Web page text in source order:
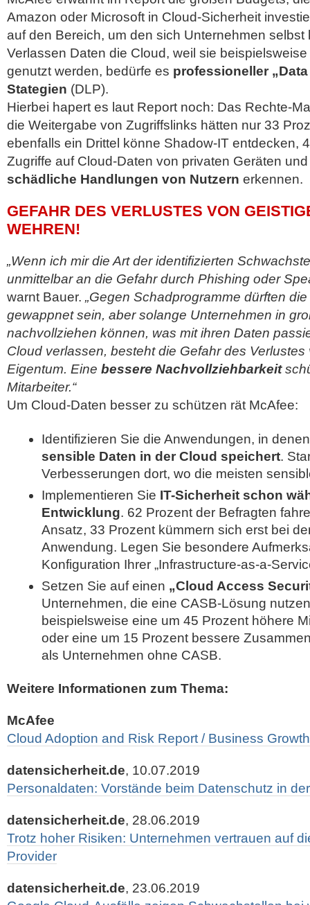
Amazon oder Microsoft in Cloud-Sicherheit
auf den Bereich, um den sich Unternehmen selbst
Verlassen Daten die Cloud, weil sie
genutzt werden, bedürfe es professioneller
Stategien (DLP).
Hierbei hapert es laut Report noch: Das Rechte-
die Weitergabe von Zugriffslinks hätten nur 33
ebenfalls ein Drittel könne Shadow-IT entdecken,
Zugriffe auf Cloud-Daten von privaten Geräten
schädliche Handlungen von Nutzern erkennen.
GEFAHR DES VERLUSTES VON
WEHREN!
„Wenn ich mir die Art der identifizierten
unmittelbar an die Gefahr durch Phishing oder
warnt Bauer. „Gegen Schadprogramme dürften
gewappnet sein, aber solange Unternehmen in
nachvollziehen können, was mit ihren Daten
Cloud verlassen, besteht die Gefahr des Verlustes
Eigentum. Eine bessere Nachvollziehbarkeit
Mitarbeiter.“
Um Cloud-Daten besser zu schützen rät McAfee:
Identifizieren Sie die Anwendungen, in
sensible Daten in der Cloud speichert.
Verbesserungen dort, wo die meisten
Implementieren Sie IT-Sicherheit schon
Entwicklung. 62 Prozent der Befragten
Ansatz, 33 Prozent kümmern sich erst bei
Anwendung. Legen Sie besondere
Konfiguration Ihrer „Infrastructure-as-a-
Setzen Sie auf einen „Cloud Access
Unternehmen, die eine CASB-Lösung
beispielsweise eine um 45 Prozent höhere
oder eine um 15 Prozent bessere
als Unternehmen ohne CASB.
Weitere Informationen zum Thema:
McAfee
Cloud Adoption and Risk Report / Business
datensicherheit.de, 10.07.2019
Personaldaten: Vorstände beim Datenschutz in
datensicherheit.de, 28.06.2019
Trotz hoher Risiken: Unternehmen vertrauen auf
Provider
datensicherheit.de, 23.06.2019